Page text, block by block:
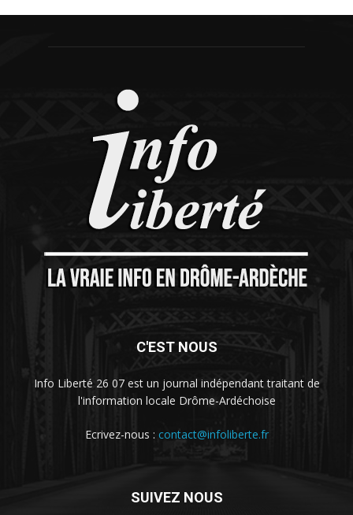
C'EST NOUS
Info Liberté 26 07 est un journal indépendant traitant de
l'information locale Drôme-Ardéchoise
Ecrivez-nous : contact@infoliberte.fr
SUIVEZ NOUS